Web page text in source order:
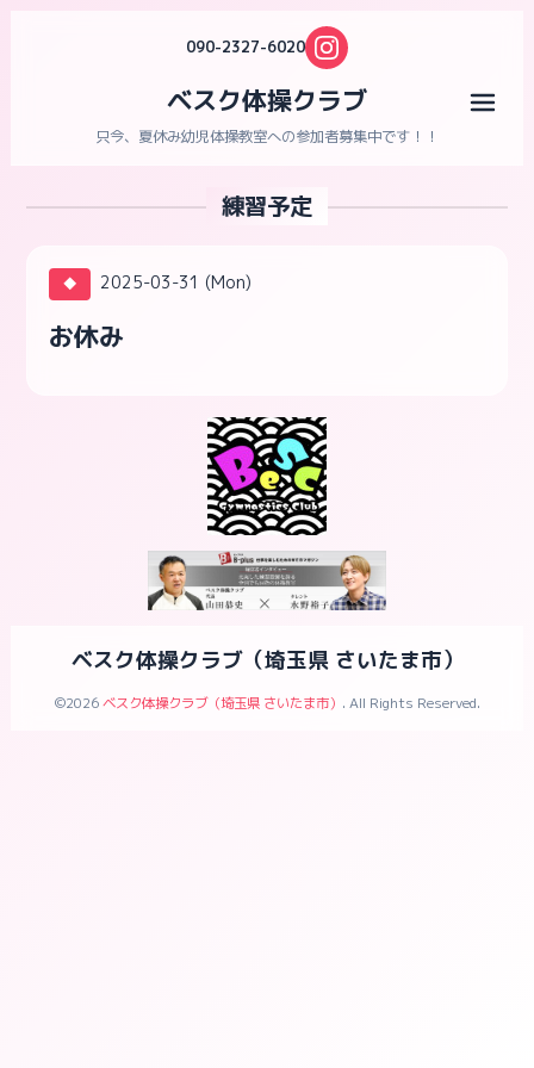
090-2327-6020
ベスク体操クラブ
只今、夏休み幼児体操教室への参加者募集中です！！
練習予定
◆ 2025-03-31 (Mon)
お休み
ベスク体操クラブ（埼玉県 さいたま市）
©2026ベスク体操クラブ（埼玉県 さいたま市） . All Rights Reserved.